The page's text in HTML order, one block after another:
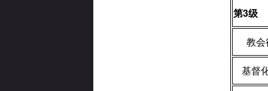
第3级
教
基督